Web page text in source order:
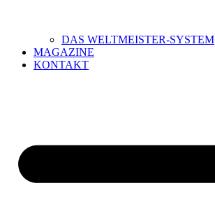
DAS WELTMEISTER-SYSTEM
MAGAZINE
KONTAKT